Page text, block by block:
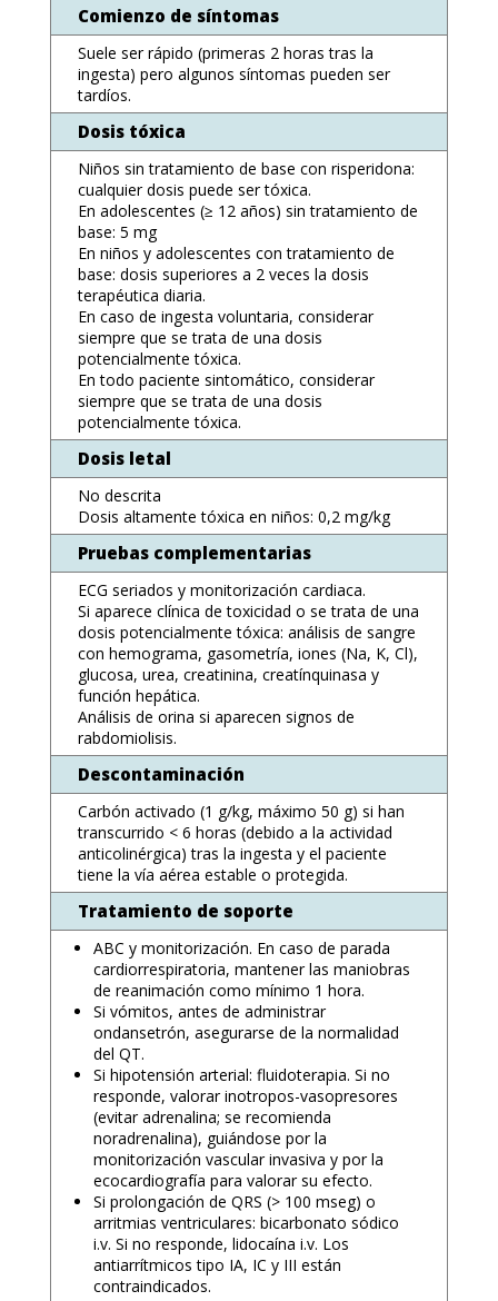
Comienzo de síntomas
Suele ser rápido (primeras 2 horas tras la
ingesta) pero algunos síntomas pueden ser
tardíos.
Dosis tóxica
Niños sin tratamiento de base con risperidona:
cualquier dosis puede ser tóxica.
En adolescentes (≥ 12 años) sin tratamiento de
base: 5 mg
En niños y adolescentes con tratamiento de
base: dosis superiores a 2 veces la dosis
terapéutica diaria.
En caso de ingesta voluntaria, considerar
siempre que se trata de una dosis
potencialmente tóxica.
En todo paciente sintomático, considerar
siempre que se trata de una dosis
potencialmente tóxica.
Dosis letal
No descrita
Dosis altamente tóxica en niños: 0,2 mg/kg
Pruebas complementarias
ECG seriados y monitorización cardiaca.
Si aparece clínica de toxicidad o se trata de una
dosis potencialmente tóxica: análisis de sangre
con hemograma, gasometría, iones (Na, K, Cl),
glucosa, urea, creatinina, creatínquinasa y
función hepática.
Análisis de orina si aparecen signos de
rabdomiolisis.
Descontaminación
Carbón activado (1 g/kg, máximo 50 g) si han
transcurrido < 6 horas (debido a la actividad
anticolinérgica) tras la ingesta y el paciente
tiene la vía aérea estable o protegida.
Tratamiento de soporte
ABC y monitorización. En caso de parada
cardiorrespiratoria, mantener las maniobras
de reanimación como mínimo 1 hora.
Si vómitos, antes de administrar
ondansetrón, asegurarse de la normalidad
del QT.
Si hipotensión arterial: fluidoterapia. Si no
responde, valorar inotropos-vasopresores
(evitar adrenalina; se recomienda
noradrenalina), guiándose por la
monitorización vascular invasiva y por la
ecocardiografía para valorar su efecto.
Si prolongación de QRS (> 100 mseg) o
arritmias ventriculares: bicarbonato sódico
i.v. Si no responde, lidocaína i.v. Los
antiarrítmicos tipo IA, IC y III están
contraindicados.